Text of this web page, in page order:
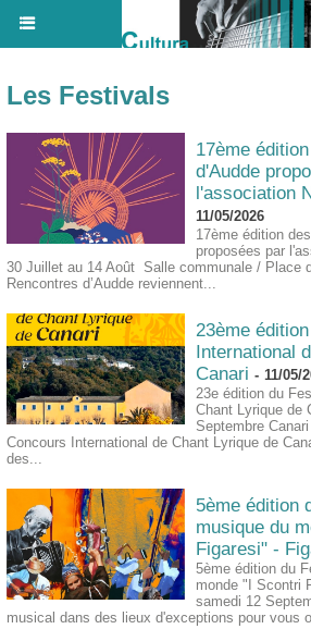
Les Festivals
17ème
d'Audde
l'association
11/05/2026
17ème édition
proposées par
30 Juillet au 14 Août Salle communale / Place
Rencontres d’Audde reviennent...
23ème
International
Canari- 11/05/
23e édition du
Chant Lyrique de
Septembre
Concours International de Chant Lyrique de
des...
5ème édition
musique du
Figaresi" -
5ème édition du
monde "I Scontri
samedi 12
musical dans des lieux d'exceptions pour vous